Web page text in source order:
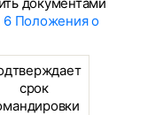
6 Положения о
срок